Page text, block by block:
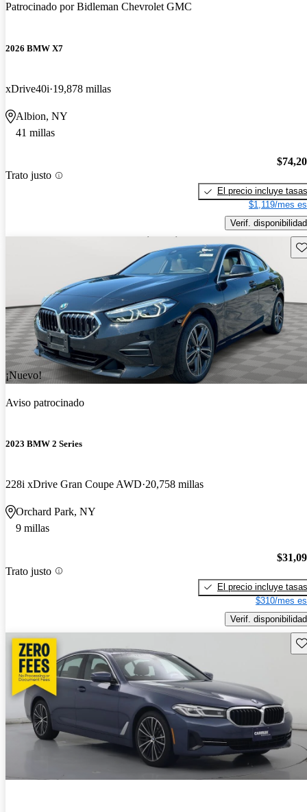
Patrocinado porBidleman Chevrolet GMC
2026 BMW X7
xDrive40i 19,878 millas
Albion, NY
41 millas
Trato justo
El precio incluye tasas
$1,119/mes
Verif. disponibilidad
¡Nuevo!
Aviso patrocinado
2023 BMW 2 Series
228i xDrive Gran Coupe AWD 20,758 millas
Orchard Park, NY
9 millas
Trato justo
El precio incluye tasas
$310/mes
Verif. disponibilidad